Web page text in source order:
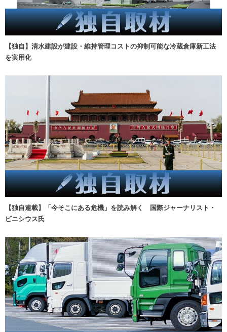
【独自】清水建設が建設・維持管理コストの抑制可能な冷蔵倉庫新工法
を実用化
【独自連載】「今そこにある危機」を読み解く 国際ジャーナリスト・
ビニシウス氏